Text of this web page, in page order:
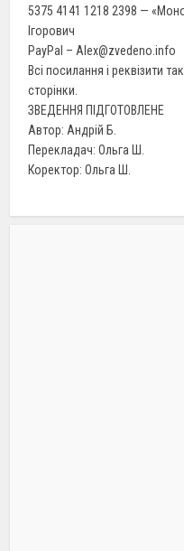
5375 4141 1218 2398 —
Ігорович
PayPal – Alex@zvedeno.info
Всі посилання і реквізити
сторінки.
ЗВЕДЕННЯ ПІДГОТОВЛЕНЕ
Автор: Андрій Б.
Перекладач: Ольга Ш.
Коректор: Ольга Ш.